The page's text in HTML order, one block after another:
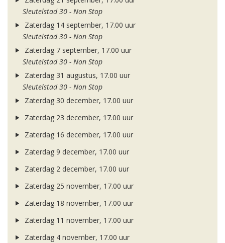
Sleutelstad 30 - Non Stop
Zaterdag 14 september, 17.00 uur
Sleutelstad 30 - Non Stop
Zaterdag 7 september, 17.00 uur
Sleutelstad 30 - Non Stop
Zaterdag 31 augustus, 17.00 uur
Sleutelstad 30 - Non Stop
Zaterdag 30 december, 17.00 uur
Zaterdag 23 december, 17.00 uur
Zaterdag 16 december, 17.00 uur
Zaterdag 9 december, 17.00 uur
Zaterdag 2 december, 17.00 uur
Zaterdag 25 november, 17.00 uur
Zaterdag 18 november, 17.00 uur
Zaterdag 11 november, 17.00 uur
Zaterdag 4 november, 17.00 uur